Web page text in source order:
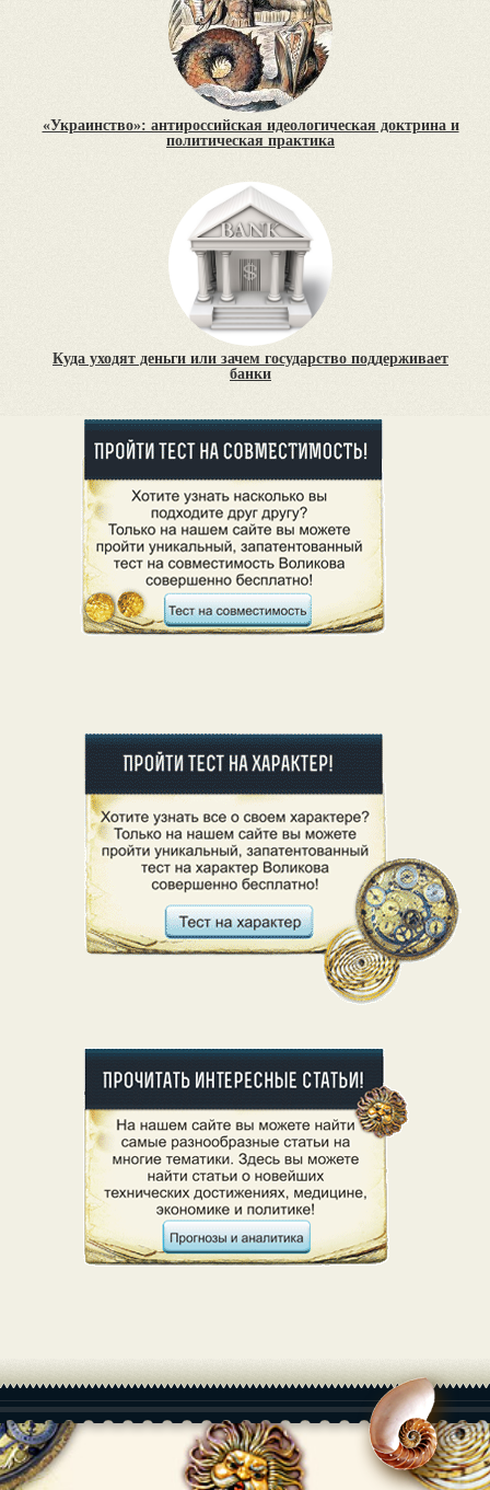
«Украинство»: антироссийская идеологическая доктрина и
политическая практика
Куда уходят деньги или зачем государство поддерживает
банки